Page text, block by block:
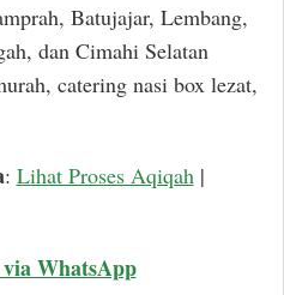
Batujajar, Lembang,
dan Cimahi Selatan
catering nasi box lezat,
: Lihat Proses Aqiqah|
WhatsApp